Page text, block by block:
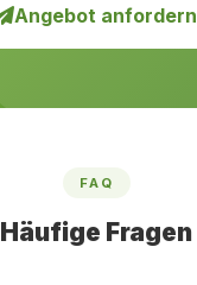
Angebot anfordern
FAQ
Häufige Fragen